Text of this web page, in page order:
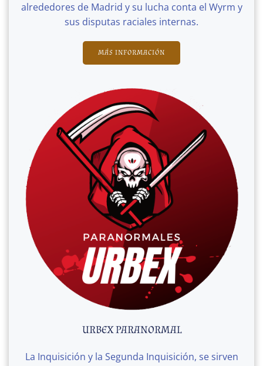
alrededores de Madrid y su lucha conta el Wyrm y
sus disputas raciales internas.
MÁS INFORMACIÓN
URBEX PARANORMAL
La Inquisición y la Segunda Inquisición, se sirven